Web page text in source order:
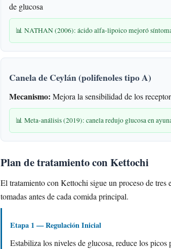
de glucosa
📊 NATHAN (2006): ácido alfa-lipoico mejoró
Canela de Ceylán (polifenoles tipo A)
Mecanismo: Mejora la sensibilidad de los
📊 Meta-análisis (2019): canela redujo glucosa en
Plan de tratamiento con Kettochi
El tratamiento con Kettochi sigue un proceso de tres
tomadas antes de cada comida principal.
Etapa 1 — Regulación Inicial
Estabiliza los niveles de glucosa, reduce los